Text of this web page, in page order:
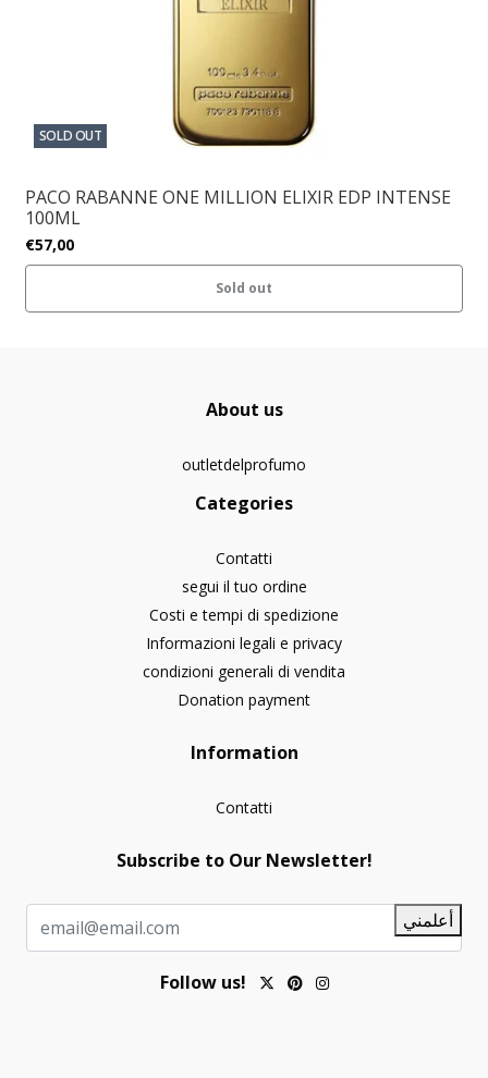
SOLD OUT
PACO RABANNE ONE MILLION ELIXIR EDP INTENSE
100ML
€57,00
Sold out
About us
outletdelprofumo
Categories
Contatti
segui il tuo ordine
Costi e tempi di spedizione
Informazioni legali e privacy
condizioni generali di vendita
Donation payment
Information
Contatti
Subscribe to Our Newsletter!
أعلمني
Follow us!